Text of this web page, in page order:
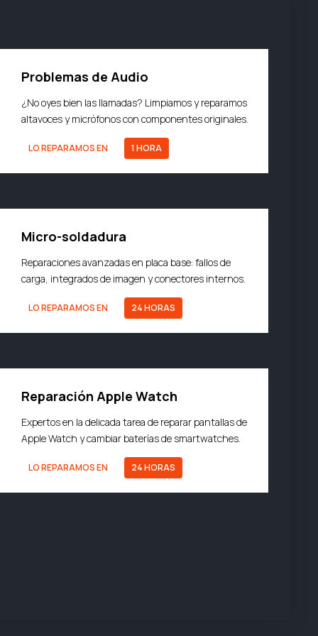
Problemas de Audio
¿No oyes bien las llamadas? Limpiamos y reparamos
altavoces y micrófonos con componentes originales.
LO REPARAMOS EN 1 HORA
Micro-soldadura
Reparaciones avanzadas en placa base: fallos de
carga, integrados de imagen y conectores internos.
LO REPARAMOS EN 24 HORAS
Reparación Apple Watch
Expertos en la delicada tarea de reparar pantallas de
Apple Watch y cambiar baterías de smartwatches.
LO REPARAMOS EN 24 HORAS